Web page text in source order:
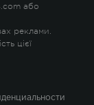
або
реклами.
цієї